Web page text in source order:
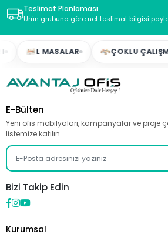
Teslimat Planlaması
Ürün grubuna göre net teslimat bilgisi
L MASALAR ÇOKLU ÇALIŞMA
E-Bülten
Yeni ofis mobilyaları, kampanyalar ve proje
listemize katılın.
Bizi Takip Edin
Kurumsal